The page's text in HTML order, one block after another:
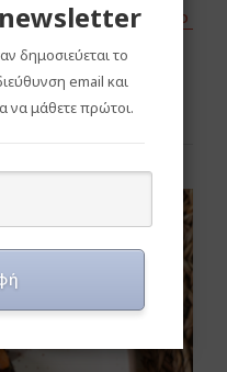
ΕΠΌΜΕΝΟ
δημοσιεύεται το
email και
να μάθετε πρώτοι.